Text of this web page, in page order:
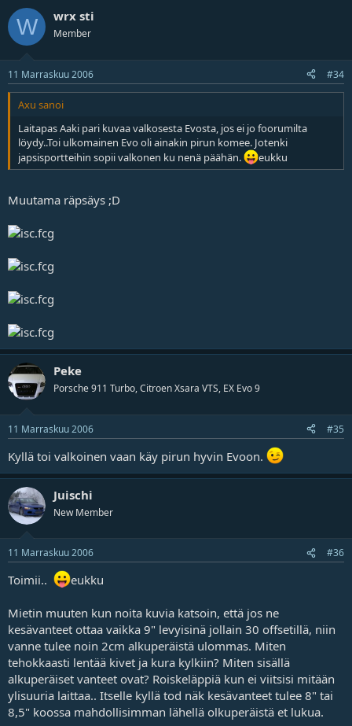
W wrx sti
Member
11 Marraskuu 2006 #34
Axu sanoi
Laitapas Aaki pari kuvaa valkosesta Evosta, jos ei jo foorumilta
löydy..Toi ulkomainen Evo oli ainakin pirun komee. Jotenki
japsisportteihin sopii valkonen ku nenä päähän.
eukku
Muutama räpsäys ;D
Peke
Porsche 911 Turbo, Citroen Xsara VTS, EX Evo 9
11 Marraskuu 2006 #35
Kyllä toi valkoinen vaan käy pirun hyvin Evoon.
Juischi
New Member
11 Marraskuu 2006 #36
Toimii.. eukku
Mietin muuten kun noita kuvia katsoin, että jos ne
kesävanteet ottaa vaikka 9" levyisinä jollain 30 offsetillä, niin
vanne tulee noin 2cm alkuperäistä ulommas. Miten
tehokkaasti lentää kivet ja kura kylkiin? Miten sisällä
alkuperäiset vanteet ovat? Roiskeläppiä kun ei viitsisi mitään
ylisuuria laittaa.. Itselle kyllä tod näk kesävanteet tulee 8" tai
8,5" koossa mahdollisimman lähellä olkuperäistä et lukua.